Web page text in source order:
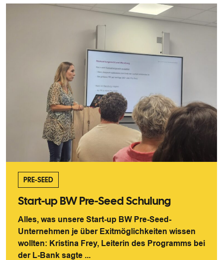
PRE-SEED
Start-up BW Pre-Seed Schulung
Alles, was unsere Start-up BW Pre-Seed-
Unternehmen je über Exitmöglichkeiten wissen
wollten: Kristina Frey, Leiterin des Programms bei
der L-Bank sagte ...